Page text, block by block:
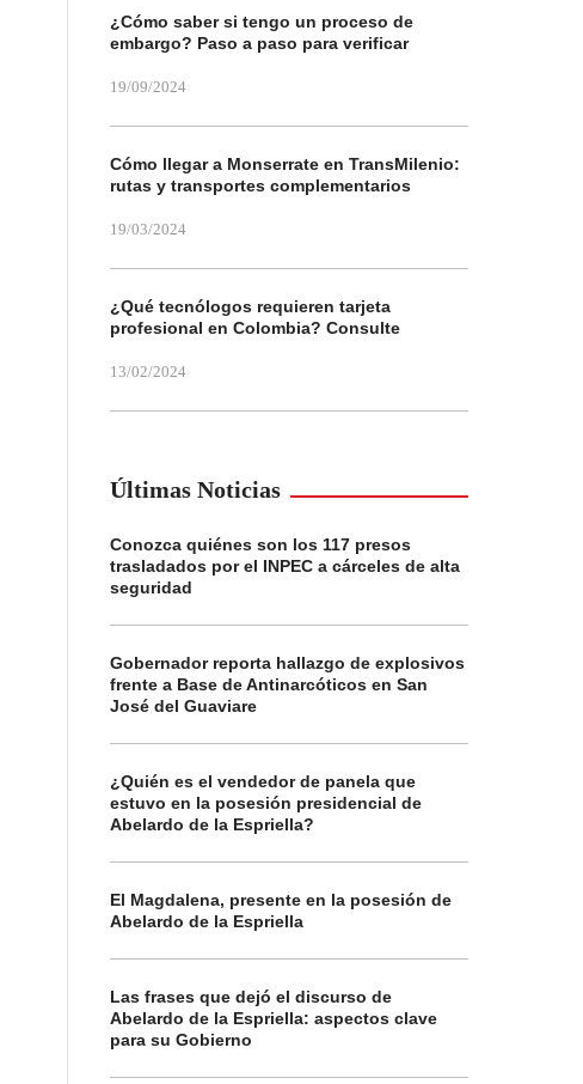
¿Cómo saber si tengo un proceso de
embargo? Paso a paso para verificar
19/09/2024
Cómo llegar a Monserrate en TransMilenio:
rutas y transportes complementarios
19/03/2024
¿Qué tecnólogos requieren tarjeta
profesional en Colombia? Consulte
13/02/2024
Últimas Noticias
Conozca quiénes son los 117 presos
trasladados por el INPEC a cárceles de alta
seguridad
Gobernador reporta hallazgo de explosivos
frente a Base de Antinarcóticos en San
José del Guaviare
¿Quién es el vendedor de panela que
estuvo en la posesión presidencial de
Abelardo de la Espriella?
El Magdalena, presente en la posesión de
Abelardo de la Espriella
Las frases que dejó el discurso de
Abelardo de la Espriella: aspectos clave
para su Gobierno